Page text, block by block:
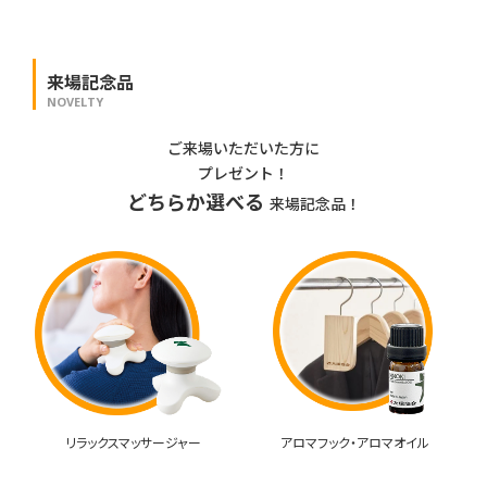
来場記念品
NOVELTY
ご来場いただいた方に
プレゼント！
どちらか選べる 来場記念品！
リラックスマッサージャー アロマフック・アロマオイル